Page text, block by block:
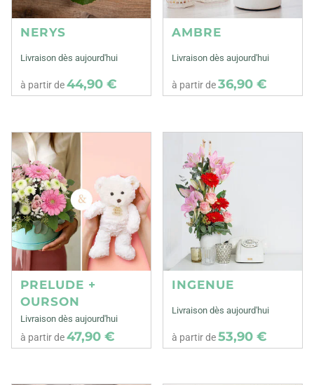
NERYS
Livraison dès aujourd'hui
à partir de44,90 €
AMBRE
Livraison dès aujourd'hui
à partir de36,90 €
PRELUDE +
OURSON
Livraison dès aujourd'hui
à partir de47,90 €
INGENUE
Livraison dès aujourd'hui
à partir de53,90 €